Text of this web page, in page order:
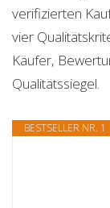
verifizierten
vier
Käufer,
Qualitätssiegel.
BESTSELLER NR. 1